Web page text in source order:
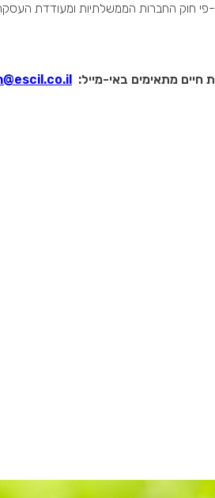
חוק החברות הממשלתיות ומעודדת העסקה
חיים מתאימים באי-מייל: